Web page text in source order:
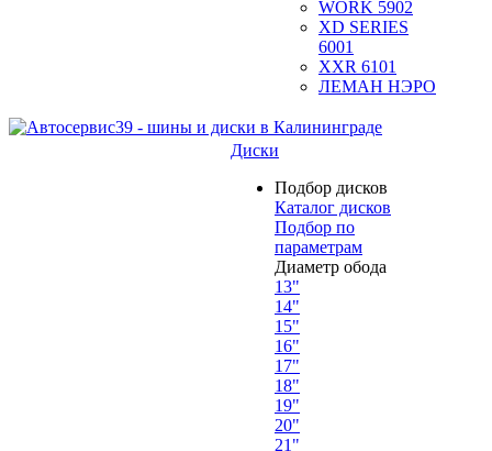
WORK 5902
XD SERIES
6001
XXR 6101
ЛЕМАН НЭРО
Диски
Подбор дисков
Каталог дисков
Подбор по
параметрам
Диаметр обода
13"
14"
15"
16"
17"
18"
19"
20"
21"